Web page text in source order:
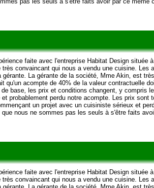
faite avec l'entreprise Habitat Design située
convaincant qui nous a vendu une cuisine. Les
La gérante de la société, Mme Akin, est
acompte de 40% de la valeur contractuelle
base, les prix et conditions changent, y compris
probablement perdu notre acompte. Les prix sont
un projet avec un cuisiniste sérieux et
nous ne sommes pas les seuls à s'être faits
faite avec l'entreprise Habitat Design située
convaincant qui nous a vendu une cuisine. Les